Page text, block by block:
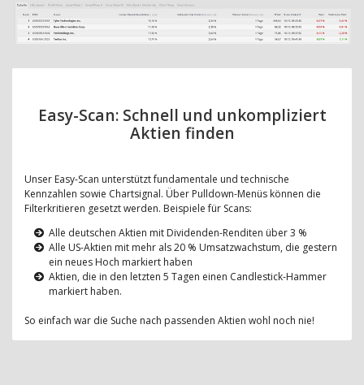
Easy-Scan: Schnell und unkompliziert
Aktien finden
Unser Easy-Scan unterstützt fundamentale und technische
Kennzahlen sowie Chartsignal. Über Pulldown-Menüs können die
Filterkritieren gesetzt werden. Beispiele für Scans:
Alle deutschen Aktien mit Dividenden-Renditen über 3 %
Alle US-Aktien mit mehr als 20 % Umsatzwachstum, die gestern
ein neues Hoch markiert haben
Aktien, die in den letzten 5 Tagen einen Candlestick-Hammer
markiert haben.
So einfach war die Suche nach passenden Aktien wohl noch nie!